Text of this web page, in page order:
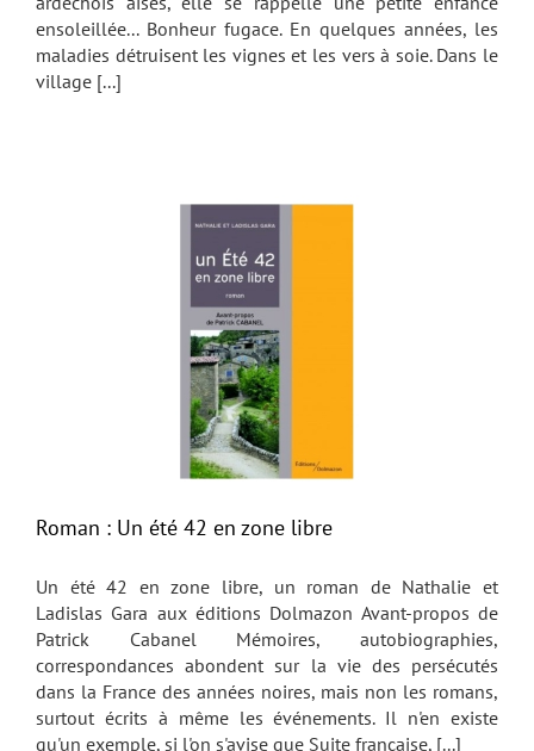
ensoleillée... Bonheur fugace. En quelques années, les
maladies détruisent les vignes et les vers à soie. Dans le
village [...]
Roman : Un été 42 en zone libre
Un été 42 en zone libre, un roman de Nathalie et
Ladislas Gara aux éditions Dolmazon Avant-propos de
Patrick Cabanel Mémoires, autobiographies,
correspondances abondent sur la vie des persécutés
dans la France des années noires, mais non les romans,
surtout écrits à même les événements. Il n'en existe
qu'un exemple, si l'on s'avise que Suite française, [...]